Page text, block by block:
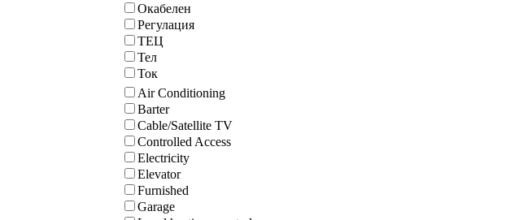
Окабелен
Регулация
ТЕЦ
Тел
Ток
Air Conditioning
Barter
Cable/Satellite TV
Controlled Access
Electricity
Elevator
Furnished
Garage